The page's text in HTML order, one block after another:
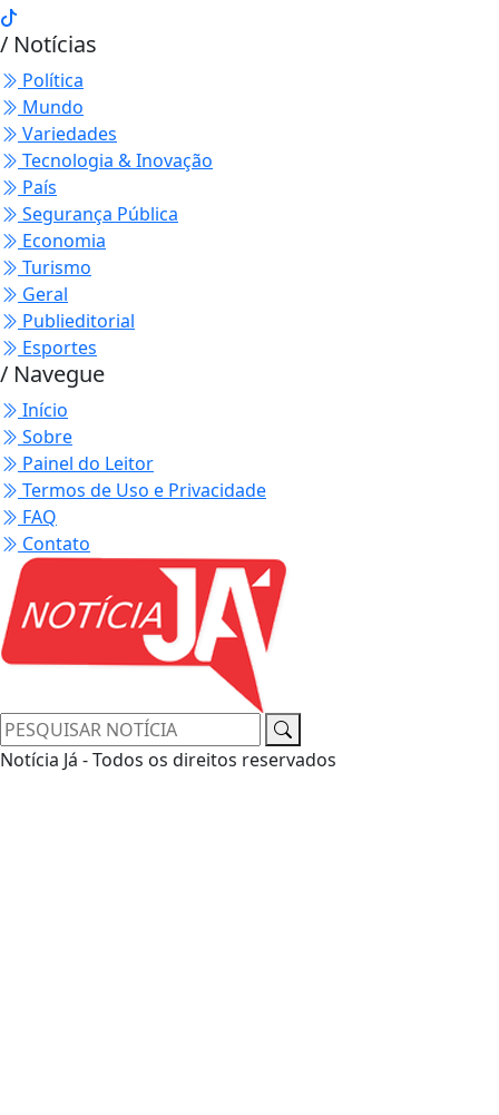
/ Notícias
Política
Mundo
Variedades
Tecnologia & Inovação
País
Segurança Pública
Economia
Turismo
Geral
Publieditorial
Esportes
/ Navegue
Início
Sobre
Painel do Leitor
Termos de Uso e Privacidade
FAQ
Contato
Notícia Já - Todos os direitos reservados